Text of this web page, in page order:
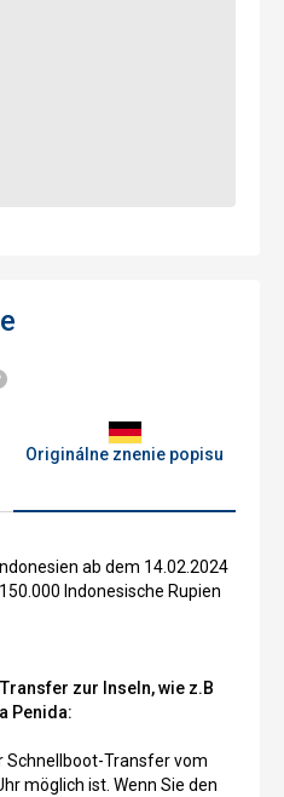
Originálne znenie popisu
ab dem 14.02.2024
Indonesische Rupien
zur Inseln, wie z.B
Penida:
Schnellboot-Transfer vom
möglich ist. Wenn Sie den
Informácie